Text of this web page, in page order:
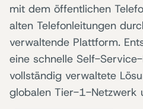
mit dem öffentlichen
alten Telefonleitungen
verwaltende Plattform.
eine schnelle Self-
vollständig verwaltete
globalen Tier-1-Netzwerk